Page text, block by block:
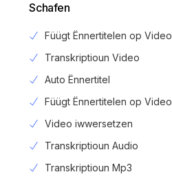
Schafen
Füügt Ënnertitelen op Video
Transkriptioun Video
Auto Ënnertitel
Füügt Ënnertitelen op Video
Video iwwersetzen
Transkriptioun Audio
Transkriptioun Mp3